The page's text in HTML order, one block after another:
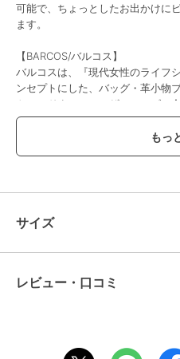
可能で、ちょっとしたお出かけに
ます。
【BARCOS/バルコス】
バルコスは、『現代女性のライフ
ンセプトにした、バッグ・革小物
トレンドまで、ユーザーニーズに
します。
【備考】内部：- 外部：ファスナ
【サイズ】高さ：23cm｜幅(最大)
この商品は無料ギフトサービスの対
商品カテゴリ バッグ ／
サイズ
レビュー・口コミ